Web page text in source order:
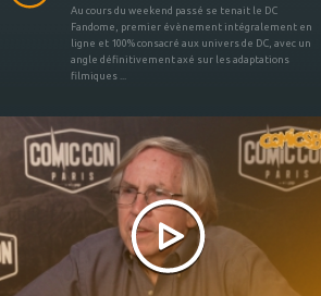
Au cours du weekend passé se tenait le DC
Fandome, premier évènement intégralement en
ligne et 100% consacré aux univers de DC, avec un
angle définitivement axé sur les adaptations
filmiques ...